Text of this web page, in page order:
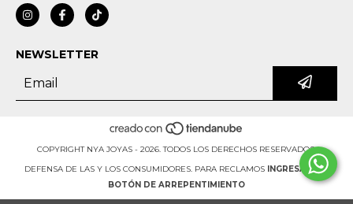
NEWSLETTER
COPYRIGHT NYA JOYAS - 2026. TODOS LOS DERECHOS RESERVADOS.
DEFENSA DE LAS Y LOS CONSUMIDORES. PARA RECLAMOS INGRESÁ ACÁ.
BOTÓN DE ARREPENTIMIENTO